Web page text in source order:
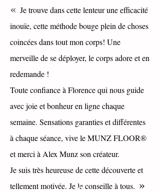
« Je trouve dans cette lenteur une efficacité
inouïe, cette méthode bouge plein de choses
coincées dans tout mon corps! Une
merveille de se déployer, le corps adore et en
redemande !
Toute confiance à Florence qui nous guide
avec joie et bonheur en ligne chaque
semaine. Sensations garanties et différentes
à chaque séance, vive le MUNZ FLOOR®
et merci à Alex Munz son créateur.
Je suis très heureuse de cette découverte et
tellement motivée. Je le conseille à tous. »